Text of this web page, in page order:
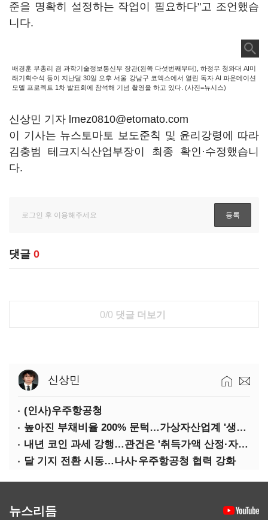
준을 명확히 설정하는 작업이 필요하다"고 조언했습
니다.
배경훈 부총리 겸 과학기술정보통신부 장관(왼쪽 다섯번째부터), 하정우 청와대 AI미
래기획수석 등이 지난달 30일 오후 서울 강남구 코엑스에서 열린 독자 AI 파운데이션
모델 프로젝트 1차 발표회에 참석해 기념 촬영을 하고 있다. (사진=뉴시스)
신상민 기자 lmez0810@etomato.com
이 기사는 뉴스토마토 보도준칙 및 윤리강령에 따라
김충범 테크지식산업부장이 최종 확인·수정했습니
다.
댓글 0
0/0 댓글 더보기
신상민
(인사)우주항공청
높아진 부채비율 200% 문턱…가상자산업계 '생존 시험대'
내년 코인 과세 강행…관건은 '취득가액 산정·자산 이동'
달 기지 전환 시동…나사·우주항공청 협력 강화
뉴스리듬